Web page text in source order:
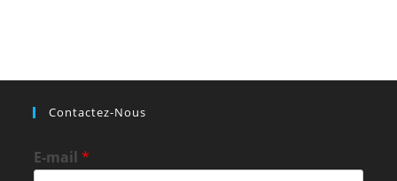
Contactez-Nous
E-mail*